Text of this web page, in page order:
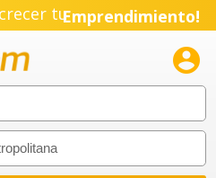
tuEmprendimiento!
